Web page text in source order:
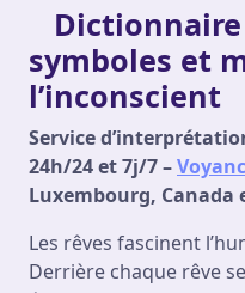
Dictionnaire
symboles et
l’inconscient
Service
24h/24 et 7j/7 –
Luxembourg,
Les rêves fascinent
Derrière chaque rêve